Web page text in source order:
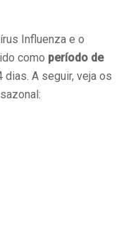
Influenza e o
como período de
dias. A seguir, veja os